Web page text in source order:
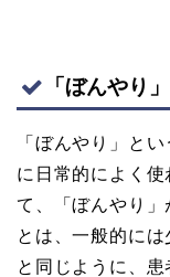
「ぼんやり
「ぼんやり」と
に日常的によく
て、「ぼんやり」
とは、一般的には
と同じように、